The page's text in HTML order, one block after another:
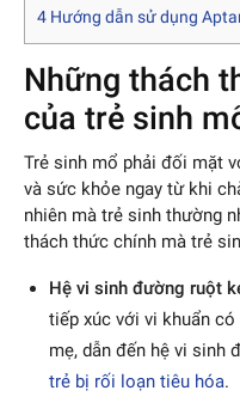
4 Hướng dẫn sử dụng
Những thách
của trẻ sinh
Trẻ sinh mổ phải đối mặt
và sức khỏe ngay từ khi
nhiên mà trẻ sinh thường
thách thức chính mà trẻ
Hệ vi sinh đường ruột
tiếp xúc với vi khuẩn
mẹ, dẫn đến hệ vi sinh
trẻ bị rối loạn tiêu hóa.